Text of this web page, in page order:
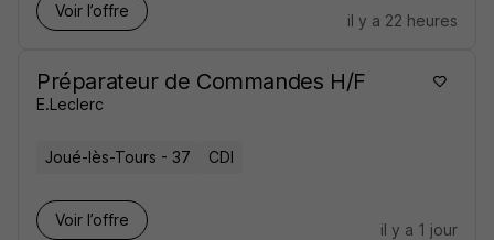
Voir l’offre
il y a 22 heures
Préparateur de Commandes H/F
E.Leclerc
Joué-lès-Tours - 37 CDI
Voir l’offre
il y a 1 jour